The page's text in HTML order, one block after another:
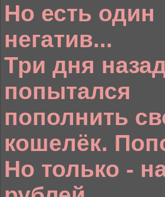
Но есть один
негатив...
Три дня
попытался
пополнить
кошелёк.
Но только -